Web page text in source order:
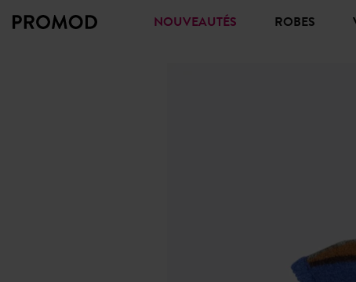
NOUVEAUTÉS ROBES